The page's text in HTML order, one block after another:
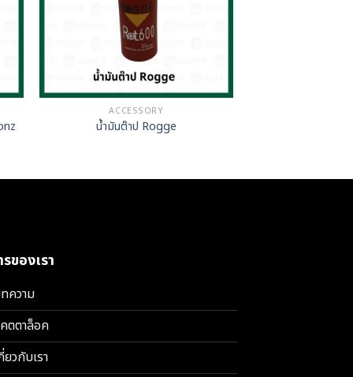
ACCESSORY
น้ำมันต๊าป Rogge
ของเรา
ความ
ตตาล็อค
ยวกับเรา